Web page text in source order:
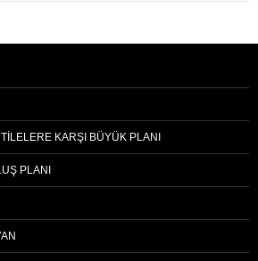
KARŞI BÜYÜK PLANI
PLANI